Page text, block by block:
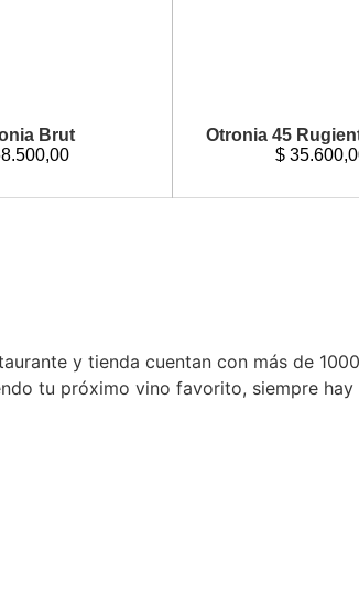
Brut
Otronia 45
$
y tienda cuentan con más de
tu próximo vino favorito, siempre